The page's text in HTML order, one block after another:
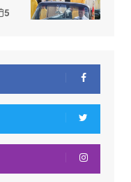
5 أغسطس، 2026